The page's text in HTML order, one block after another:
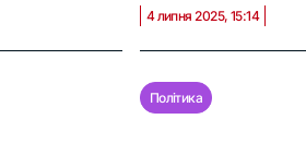
4 липня 2025, 15:14
Політика